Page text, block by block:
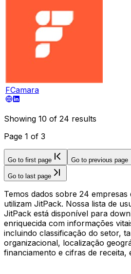
FCamara
Showing 10 of 24 results
Page 1 of 3
Go to first page Go to previous page
Go to last page
Temos dados sobre 24 empresas
utilizam JitPack. Nossa lista de
JitPack está disponível para
enriquecida com informações
incluindo classificação do setor,
organizacional, localização
financiamento e cifras de receita,